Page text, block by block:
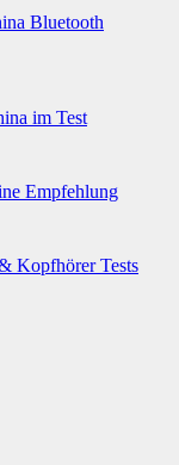
Bluetooth